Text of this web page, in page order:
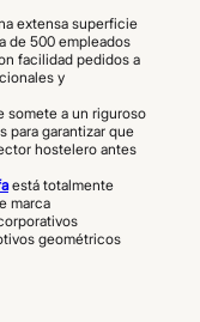
extensa superficie
de 500 empleados
facilidad pedidos a
y
somete a un riguroso
para garantizar que
hostelero antes
está totalmente
marca
geométricos